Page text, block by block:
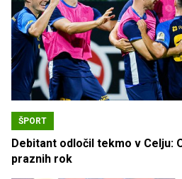
ŠPORT
Debitant odločil tekmo v Celju:
praznih rok